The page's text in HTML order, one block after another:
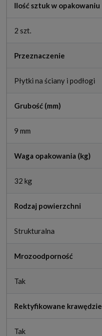
Ilość sztuk w opakowaniu
2 szt.
Przeznaczenie
Płytki na ściany i podłogi
Grubość (mm)
9 mm
Waga opakowania (kg)
32 kg
Rodzaj powierzchni
Strukturalna
Mrozoodporność
Tak
Rektyfikowane krawędzie
Tak